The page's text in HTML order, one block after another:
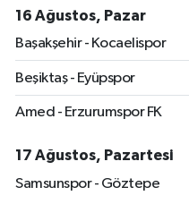
16 Ağustos, Pazar
Başakşehir - Kocaelispor
Beşiktaş - Eyüpspor
Amed - Erzurumspor FK
17 Ağustos, Pazartesi
Samsunspor - Göztepe